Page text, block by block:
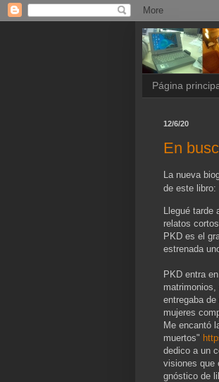
Página
12/6/20
En
La nueva
de este libro:
Llegué tarde
relatos
PKD es el
estrenada
PKD entra
entregaba
mujeres
Me encantó
muertos"
dedico a un
visiones que
gnóstico de